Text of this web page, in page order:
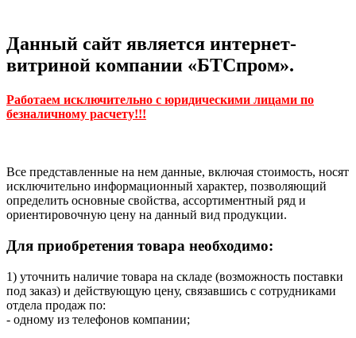
Данный сайт является интернет-
витриной компании «БТСпром».
Работаем исключительно с юридическими лицами по
безналичному расчету!!!
Все представленные на нем данные, включая стоимость, носят
исключительно информационный характер, позволяющий
определить основные свойства, ассортиментный ряд и
ориентировочную цену на данный вид продукции.
Для приобретения товара необходимо:
1) уточнить наличие товара на складе (возможность поставки
под заказ) и действующую цену, связавшись с сотрудниками
отдела продаж по:
- одному из телефонов компании;